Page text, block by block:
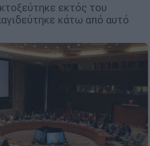
εκτός του
κάτω από αυτό